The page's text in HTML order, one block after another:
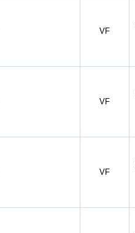
VF
VF
VF